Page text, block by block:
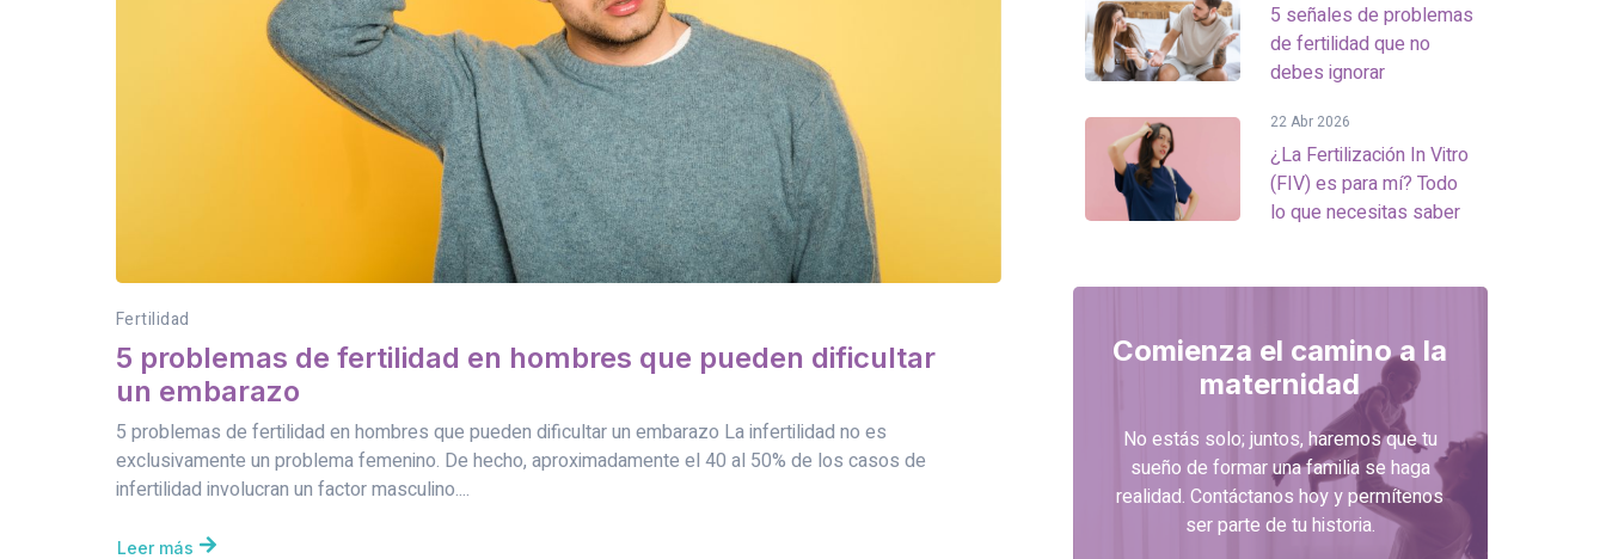
Fertilidad
5 problemas de fertilidad en hombres que pueden dificultar
un embarazo
5 problemas de fertilidad en hombres que pueden dificultar un embarazo La infertilidad no es
exclusivamente un problema femenino. De hecho, aproximadamente el 40 al 50% de los casos de
infertilidad involucran un factor masculino....
Leer más
5 señales de problemas
de fertilidad que no
debes ignorar
22 Abr 2026
¿La Fertilización In Vitro
(FIV) es para mí? Todo
lo que necesitas saber
Comienza el camino a la
maternidad
No estás solo; juntos, haremos que tu
sueño de formar una familia se haga
realidad. Contáctanos hoy y permítenos
ser parte de tu historia.